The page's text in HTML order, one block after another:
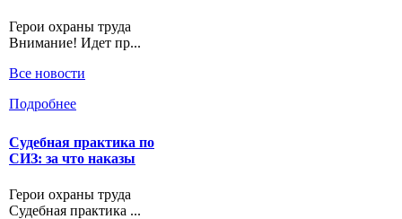
Герои охраны труда
Внимание! Идет пр...
Все новости
Подробнее
Судебная практика по
СИЗ: за что наказы
Герои охраны труда
Судебная практика ...